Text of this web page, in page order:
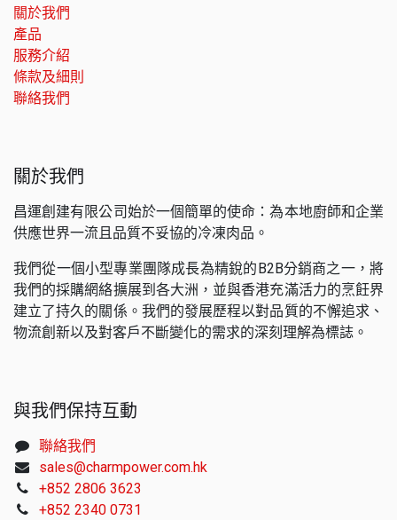
關於我們
產品
服務介紹
條款及細則
聯絡我們
關於我們
昌運創建有限公司始於一個簡單的使命：為本地廚師和企業
供應世界一流且品質不妥協的冷凍肉品。
我們從一個小型專業團隊成長為精銳的B2B分銷商之一，將
我們的採購網絡擴展到各大洲，並與香港充滿活力的烹飪界
建立了持久的關係。我們的發展歷程以對品質的不懈追求、
物流創新以及對客戶不斷變化的需求的深刻理解為標誌。
與我們保持互動
聯絡我們
sales@charmpower.com.hk
+852 2806 3623
+852 2340 0731